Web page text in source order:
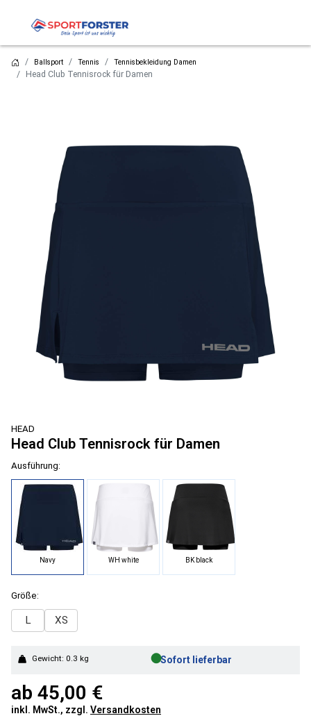
Ballsport Tennis Tennisbekleidung Damen
Head Club Tennisrock für Damen
HEAD
Head Club Tennisrock für Damen
Ausführung:
Navy WH white BK black
Größe:
L XS
Gewicht: 0.3 kg ●Sofort lieferbar
ab 45,00 €
inkl. MwSt., zzgl. Versandkosten